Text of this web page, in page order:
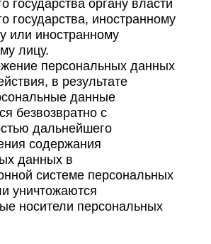
государства, иностранному
или иностранному
лицу.
персональных данных
в результате
данные
безвозвратно с
дальнейшего
содержания
данных в
системе персональных
уничтожаются
носители персональных